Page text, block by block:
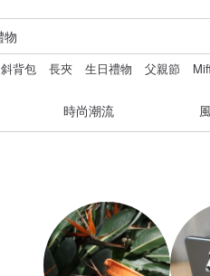
斜背包 長夾 生日禮物 父親節
時尚潮流